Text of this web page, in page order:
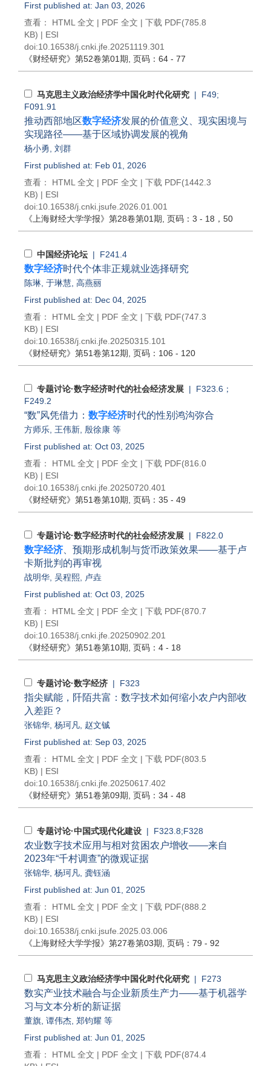
First published at: Jan 03, 2026
查看： HTML 全文 | PDF 全文 | 下载 PDF(785.8
KB) | ESI
doi:10.16538/j.cnki.jfe.20251119.301
《财经研究》 第52卷第01期 , 页码：64 - 77
马克思主义政治经济学中国化时代化研究 | F49;
F091.91
推动西部地区数字经济发展的价值意义、现实困境与
实现路径——基于区域协调发展的视角
杨小勇 刘群
First published at: Feb 01, 2026
查看： HTML 全文 | PDF 全文 | 下载 PDF(1442.3
KB) | ESI
doi:10.16538/j.cnki.jsufe.2026.01.001
《上海财经大学学报》 第28卷第01期 , 页码：3 - 18，50
中国经济论坛 | F241.4
数字经济时代个体非正规就业选择研究
陈琳 于琳慧 高燕丽
First published at: Dec 04, 2025
查看： HTML 全文 | PDF 全文 | 下载 PDF(747.3
KB) | ESI
doi:10.16538/j.cnki.jfe.20250315.101
《财经研究》 第51卷第12期 , 页码：106 - 120
专题讨论·数字经济时代的社会经济发展 | F323.6；
F249.2
“数”风凭借力： 数字经济时代的性别鸿沟弥合
方师乐 王伟新 殷徐康 等
First published at: Oct 03, 2025
查看： HTML 全文 | PDF 全文 | 下载 PDF(816.0
KB) | ESI
doi:10.16538/j.cnki.jfe.20250720.401
《财经研究》 第51卷第10期 , 页码：35 - 49
专题讨论·数字经济时代的社会经济发展 | F822.0
数字经济 、预期形成机制与货币政策效果——基于卢
卡斯批判的再审视
战明华 吴程熙
卢垚
First published at: Oct 03, 2025
查看： HTML 全文 | PDF 全文 | 下载 PDF(870.7
KB) | ESI
doi:10.16538/j.cnki.jfe.20250902.201
《财经研究》 第51卷第10期 , 页码：4 - 18
专题讨论·数字经济 | F323
指尖赋能，阡陌共富：数字技术如何缩小农户内部收
入差距？
张锦华 杨珂凡 赵文铖
First published at: Sep 03, 2025
查看： HTML 全文 | PDF 全文 | 下载 PDF(803.5
KB) | ESI
doi:10.16538/j.cnki.jfe.20250617.402
《财经研究》 第51卷第09期 , 页码：34 - 48
专题讨论·中国式现代化建设 | F323.8;F328
农业数字技术应用与相对贫困农户增收——来自
2023年“千村调查”的微观证据
张锦华 杨珂凡 龚钰涵
First published at: Jun 01, 2025
查看： HTML 全文 | PDF 全文 | 下载 PDF(888.2
KB) | ESI
doi:10.16538/j.cnki.jsufe.2025.03.006
《上海财经大学学报》 第27卷第03期 , 页码：79 - 92
马克思主义政治经济学中国化时代化研究 | F273
数实产业技术融合与企业新质生产力——基于机器学
习与文本分析的新证据
董旗 谭伟杰 郑钧耀 等
First published at: Jun 01, 2025
查看： HTML 全文 | PDF 全文 | 下载 PDF(874.4